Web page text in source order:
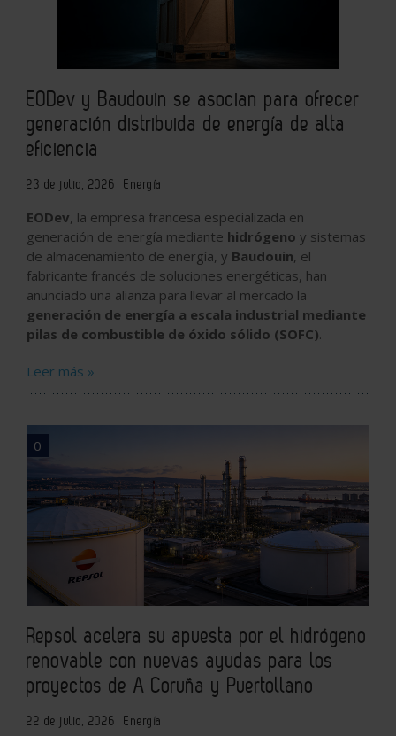
EODev y Baudouin se asocian para ofrecer
generación distribuida de energía de alta
eficiencia
23 de julio, 2026 Energía
EODev, la empresa francesa especializada en
generación de energía mediante hidrógeno y sistemas
de almacenamiento de energía, y Baudouin, el
fabricante francés de soluciones energéticas, han
anunciado una alianza para llevar al mercado la
generación de energía a escala industrial mediante
pilas de combustible de óxido sólido (SOFC).
Leer más »
0
Repsol acelera su apuesta por el hidrógeno
renovable con nuevas ayudas para los
proyectos de A Coruña y Puertollano
22 de julio, 2026 Energía